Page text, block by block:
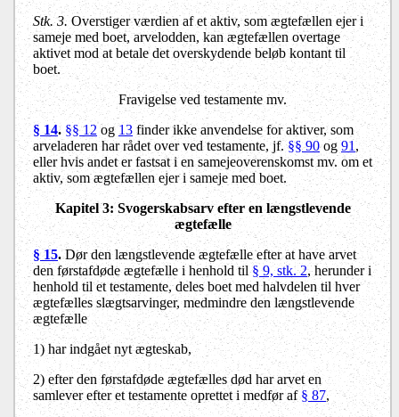
Stk. 3. Overstiger værdien af et aktiv, som ægtefællen ejer i
sameje med boet, arvelodden, kan ægtefællen overtage
aktivet mod at betale det overskydende beløb kontant til
boet.
Fravigelse ved testamente mv.
§ 14. §§ 12og 13 finder ikke anvendelse for aktiver, som
arveladeren har rådet over ved testamente, jf.§§ 90og91,
eller hvis andet er fastsat i en samejeoverenskomst mv. om et
aktiv, som ægtefællen ejer i sameje med boet.
Kapitel 3: Svogerskabsarv efter en længstlevende
ægtefælle
§ 15.Dør den længstlevende ægtefælle efter at have arvet
den førstafdøde ægtefælle i henhold til§ 9, stk. 2, herunder i
henhold til et testamente, deles boet med halvdelen til hver
ægtefælles slægtsarvinger, medmindre den længstlevende
ægtefælle
1) har indgået nyt ægteskab,
2) efter den førstafdøde ægtefælles død har arvet en
samlever efter et testamente oprettet i medfør af § 87,